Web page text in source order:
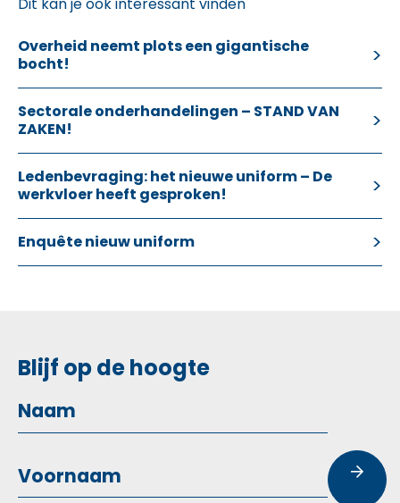
Overheid neemt plots een gigantische
bocht!
Sectorale onderhandelingen – STAND VAN
ZAKEN!
Ledenbevraging: het nieuwe uniform – De
werkvloer heeft gesproken!
Enquête nieuw uniform
Blijf op de hoogte